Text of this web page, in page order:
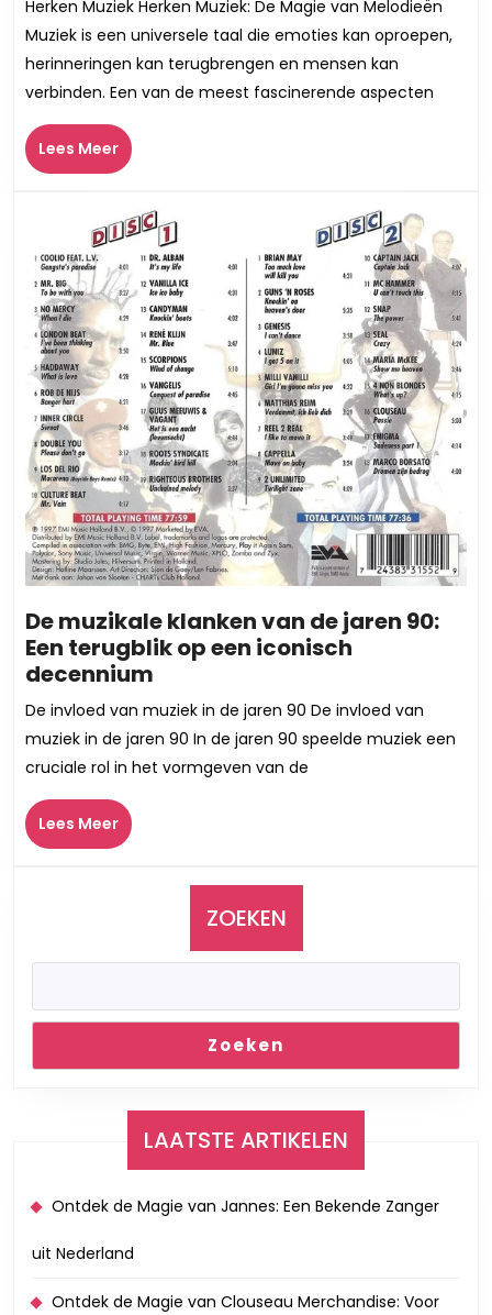
Kunst
van
het
Herkennen
Herken Muziek Herken Muziek: De Magie van Melodieën
Muziek is een universele taal die emoties kan oproepen,
herinneringen kan terugbrengen en mensen kan
verbinden. Een van de meest fascinerende aspecten
Lees MeerLees
Meer
De muzikale klanken van de jaren 90:
Een terugblik op een iconisch
decennium
muzikale
klanken
van
de
terugblik
iconisch
De invloed van muziek in de jaren 90 De invloed van
muziek in de jaren 90 In de jaren 90 speelde muziek een
cruciale rol in het vormgeven van de
Lees MeerLees
Meer
ZOEKEN
Zoeken
LAATSTE ARTIKELEN
Ontdek de Magie van Jannes: Een Bekende Zanger
uit Nederland
Ontdek de Magie van Clouseau Merchandise: Voor